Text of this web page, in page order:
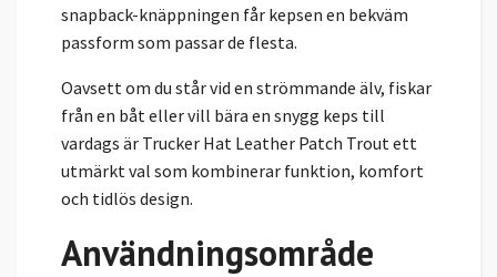
snapback-knäppningen får kepsen en bekväm
passform som passar de flesta.
Oavsett om du står vid en strömmande älv, fiskar
från en båt eller vill bära en snygg keps till
vardags är Trucker Hat Leather Patch Trout ett
utmärkt val som kombinerar funktion, komfort
och tidlös design.
Användningsområde